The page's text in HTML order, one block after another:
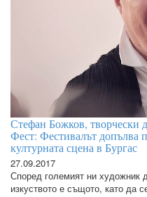
Стефан Божков,
Фест: Фестивалът допълва
културната сцена в Бургас
27.09.2017
Според големият ни художник
изкуството е същото, като да